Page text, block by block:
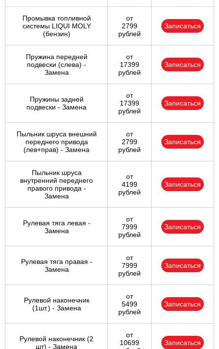
Промывка топливной
системы LIQUI MOLY
(бензин)
от
2799
рублей
Записаться
Пружина передней
подвески (слева) -
Замена
от
17399
рублей
Записаться
Пружины задней
подвески - Замена
от
17399
рублей
Записаться
Пыльник шруса внешний
переднего привода
(лев+прав) - Замена
от
2799
рублей
Записаться
Пыльник шруса
внутренний переднего
правого привода -
Замена
от
4199
рублей
Записаться
Рулевая тяга левая -
Замена
от
7999
рублей
Записаться
Рулевая тяга правая -
Замена
от
7999
рублей
Записаться
Рулевой наконечник
(1шт.) - Замена
от
5499
рублей
Записаться
Рулевой наконечник (2
шт) - Замена
от
10699
Записаться